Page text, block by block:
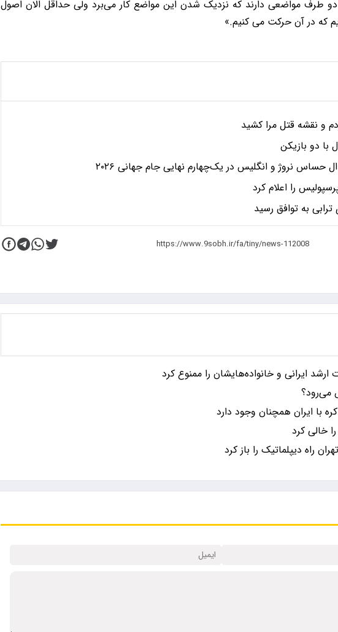
دو طرف مواضعی دارند که نزدیک شدن این مواضع کار می‌برد ولی حداقل الان اصول
که در آن حرکت می کنیم.»
و نقشه قتل مرا کشید
با دو بازیکن
حساس نروژ و انگلیس در یک‌چهارم نهایی جام جهانی ۲۰۲۶
را اعلام کرد
به توافق رسید
ارشد ایرانی و خانواده‌هایشان را ممنوع کرد
می‌رود؟
با ایران همچنان وجود دارد
خالی کرد
راه‌ دیپلماتیک را باز کرد